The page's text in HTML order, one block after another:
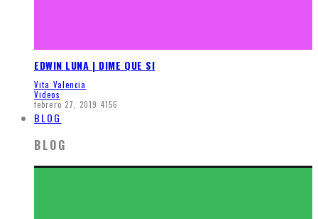
EDWIN LUNA | DIME QUE SI
Vita Valencia
Videos
febrero 27, 2019 4156
BLOG
BLOG